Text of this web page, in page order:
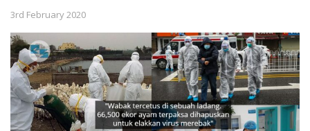
3rd February 2020